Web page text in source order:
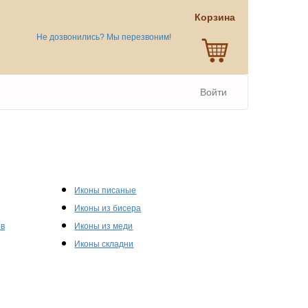
Не дозвонились? Мы перезвоним!
Корзина
Войти
Иконы писаные
Иконы из бисера
Иконы из меди
Иконы складни